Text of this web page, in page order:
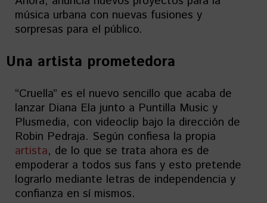
música urbana con nuevas fusiones y
sorpresas para el público.
Una artista prometedora
“Cruella” es el nuevo sencillo que acaba de
lanzar Diana Ela junto a Puntilla Music y
Plusmedia, con videoclip bajo la dirección de
Robin Pedraja. Según confiesa la propia
artista, de lo que se trata ahora es de
empoderar a todos sus fans y esto pretende
lograrlo mediante letras de independencia y
confianza en sí mismos.